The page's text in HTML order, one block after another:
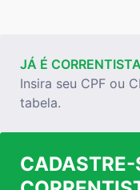
JÁ É
Insira seu CPF ou
tabela.